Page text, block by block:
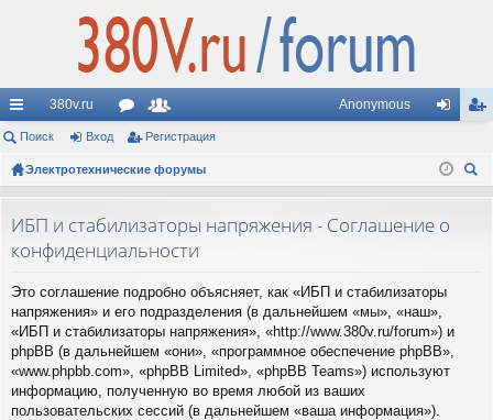
с
ы
и
380v.ru
ор
ум
ол
ьз
ат
Anonymous
д ис
Поиск Вход Регистрация
Электротехнические форумы
ИБП и стабилизаторы напряжения - Соглашение о
конфиденциальности
Это соглашение подробно объясняет, как «ИБП и стабилизаторы
напряжения» и его подразделения (в дальнейшем «мы», «наш»,
«ИБП и стабилизаторы напряжения», «http://www.380v.ru/forum») и
phpBB (в дальнейшем «они», «программное обеспечение phpBB»,
«www.phpbb.com», «phpBB Limited», «phpBB Teams») используют
информацию, полученную во время любой из ваших
пользовательских сессий (в дальнейшем «ваша информация»).